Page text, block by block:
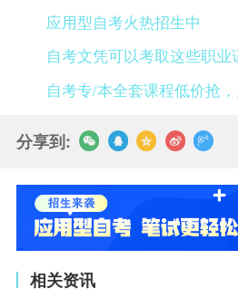
应用型自考火热招生中
自考文凭可以考取这些职业
自考专/本全套课程低价抢
分享到:
相关资讯